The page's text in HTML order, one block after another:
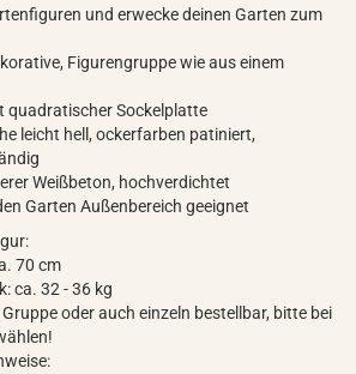
und erwecke deinen Garten zum
Figurengruppe wie aus einem
quadratischer Sockelplatte
leicht hell, ockerfarben patiniert,
Weißbeton, hochverdichtet
Garten Außenbereich geeignet
70 cm
ca. 32 - 36 kg
oder auch einzeln bestellbar, bitte bei